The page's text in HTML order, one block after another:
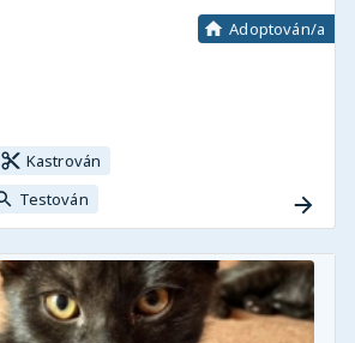
Adoptován/a
Kastrován
Testován